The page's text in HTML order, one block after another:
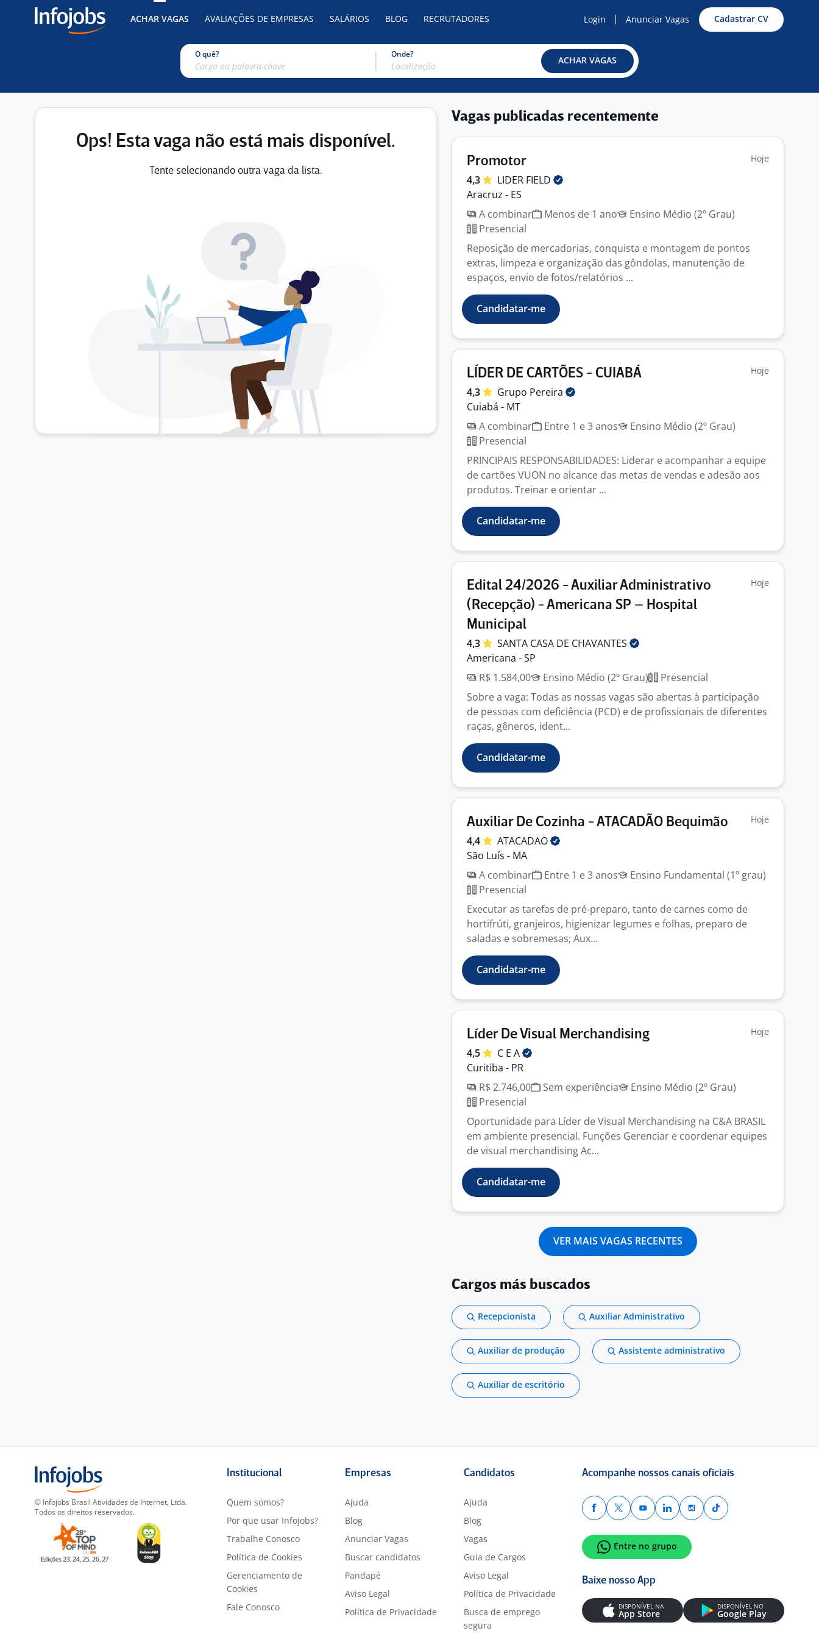
ACHAR VAGAS AVALIAÇÕES DE EMPRESAS SALÁRIOS BLOG RECRUTADORES Login Anunciar Vagas Cadastrar CV
O quê? Onde?
ACHAR VAGAS
Ops! Esta vaga não está mais disponível.
Tente selecionando outra vaga da lista.
Vagas publicadas recentemente
Promotor Hoje
4,3 LIDER FIELD
Aracruz - ES
A combinar
Menos de 1 ano
Ensino Médio (2º Grau)
Presencial
Reposição de mercadorias, conquista e montagem de pontos
extras, limpeza e organização das gôndolas, manutenção de
espaços, envio de fotos/relatórios ...
Candidatar-me
LÍDER DE CARTÕES - CUIABÁ Hoje
4,3 Grupo Pereira
Cuiabá - MT
A combinar
Entre 1 e 3 anos
Ensino Médio (2º Grau)
Presencial
PRINCIPAIS RESPONSABILIDADES: Liderar e acompanhar a equipe
de cartões VUON no alcance das metas de vendas e adesão aos
produtos. Treinar e orientar ...
Candidatar-me
Edital 24/2026 - Auxiliar Administrativo
(Recepção) - Americana SP – Hospital
Municipal
Hoje
4,3 SANTA CASA DE CHAVANTES
Americana - SP
R$ 1.584,00
Ensino Médio (2º Grau)
Presencial
Sobre a vaga: Todas as nossas vagas são abertas à participação
de pessoas com deficiência (PCD) e de profissionais de diferentes
raças, gêneros, ident...
Candidatar-me
Auxiliar De Cozinha - ATACADÃO Bequimão Hoje
4,4
ATACADAO
São Luís - MA
A combinar
Entre 1 e 3 anos
Ensino Fundamental (1º grau)
Presencial
Executar as tarefas de pré-preparo, tanto de carnes como de
hortifrúti, granjeiros, higienizar legumes e folhas, preparo de
saladas e sobremesas; Aux...
Candidatar-me
Líder De Visual Merchandising Hoje
4,5 C E A
Curitiba - PR
R$ 2.746,00
Sem experiência
Ensino Médio (2º Grau)
Presencial
Oportunidade para Líder de Visual Merchandising na C&A BRASIL
em ambiente presencial. Funções Gerenciar e coordenar equipes
de visual merchandising Ac...
Candidatar-me
VER MAIS VAGAS RECENTES
Cargos más buscados
Recepcionista Auxiliar Administrativo
Auxiliar de produção Assistente administrativo
Auxiliar de escritório
© Infojobs Brasil Atividades de Internet, Ltda.
Todos os direitos reservados.
Institucional
Quem somos?
Por que usar Infojobs?
Trabalhe Conosco
Política de Cookies
Gerenciamento de
Cookies
Fale Conosco
Empresas
Ajuda
Blog
Anunciar Vagas
Buscar candidatos
Pandapé
Aviso Legal
Política de Privacidade
Candidatos
Ajuda
Blog
Vagas
Guia de Cargos
Aviso Legal
Política de Privacidade
Busca de emprego
segura
Acompanhe nossos canais oficiais
Entre no grupo
Baixe nosso App
DISPONÍVEL NA
App Store
DISPONÍVEL NO
Google Play